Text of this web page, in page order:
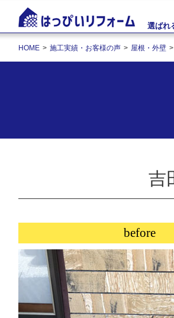
選ばれ
HOME 施工実績・お客様の声 屋根・外壁
吉
before